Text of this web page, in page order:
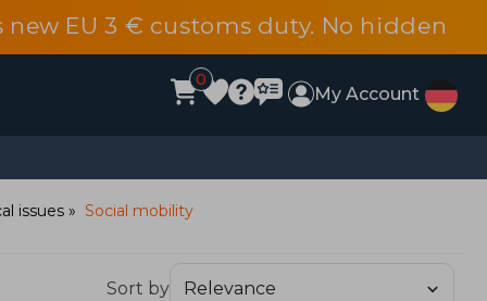
EU 3 € customs duty. No hidden
0
My Account
issues Social mobility
Sort by